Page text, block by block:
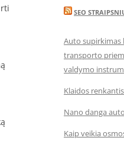
SEO
Auto supirkimas
transporto
valdymo
Klaidos
Nano danga
Kaip veikia